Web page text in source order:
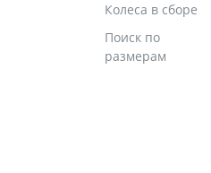
Колеса в сборе
Поиск по
размерам